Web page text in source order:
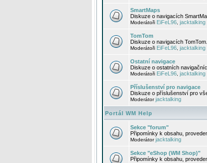
SmartMaps
Diskuze o navigacích
Moderátoři EiFeL96 jacktalking
TomTom
Diskuze o navigacích TomTom.
Moderátoři EiFeL96 jacktalking
Ostatní navigace
Diskuze o ostatních
Moderátoři EiFeL96 jacktalking
Příslušenství pro navigace
Diskuze o příslušenství pro
Moderátorjacktalking
Portál WM Help
Sekce "forum"
Připomínky k obsahu,
Moderátorjacktalking
Sekce "eShop (WM Shop)"
Připomínky k obsahu,